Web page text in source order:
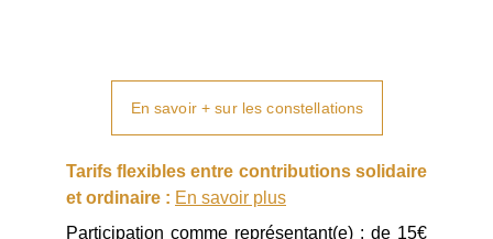
Tarifs flexibles entre contributions solidaire
et ordinaire : En savoir plus
Participation comme représentant(e) : de 15€
En savoir + sur les constellations